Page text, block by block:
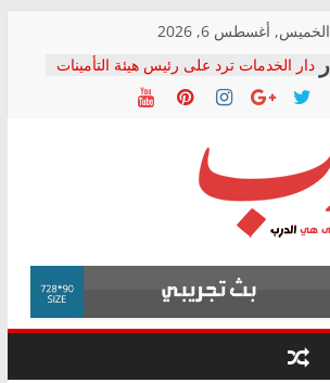
الخميس, أغسطس 6, 2026
دار الخدمات ترد على رئيس هيئة التأمينات
بعد مؤتمره الصحفي: إنكار الأزمة لا ينهي
معاناة أصحاب المعاشات.. ونطالب بكشف
فرحات سليمان يكتب: القطاع الصحي إلى
أين؟
حزب التحالف الشعبي يطلق لجنة “الحق
في الصحة” بالإسكندرية لرصد الانتهاكات
ودعم المرضى
الوزاري لمدينة الصحفيين.. وانتهاء أعمال
إنشاء المبنى الإداري
المجلس القومي لحقوق الإنسان يعلن
متابعة قضية الدكتور محمد زهران.. ويؤكد:
قرينة البراءة وضمانات المحاكمة العادلة